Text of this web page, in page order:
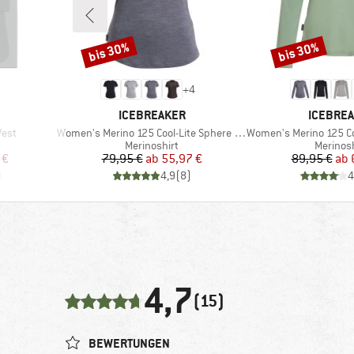
Preis
+4
MARKE
ICEBREAKER
Artikel
Women's Merino 125 Cool-Lite Sphere III S/S Tee
Produktgruppe
Merinoshirt
Preis
79,95 € reduzierter Preis
ab 55,97 €
4,9(8)
Rabatt
bis 30%
MARKE
Artikel
Women's Merino 125 Cool-
89,95 € ab
Rabatt
bis 30%
4,7(15)
BEWERTUNGEN